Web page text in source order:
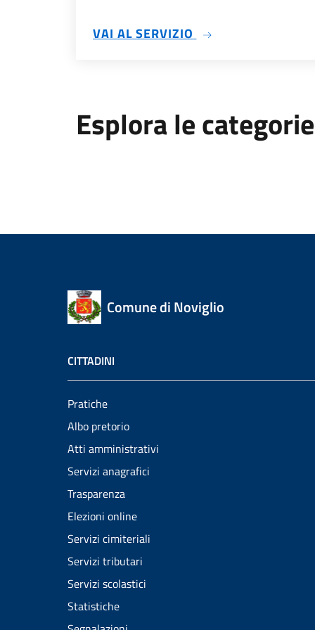
VAI AL SERVIZIO SU GESTIONE
Esplora le
Comune di Noviglio
CITTADINI
Pratiche
Albo pretorio
Atti amministrativi
Servizi anagrafici
Trasparenza
Elezioni online
Servizi cimiteriali
Servizi tributari
Servizi scolastici
Statistiche